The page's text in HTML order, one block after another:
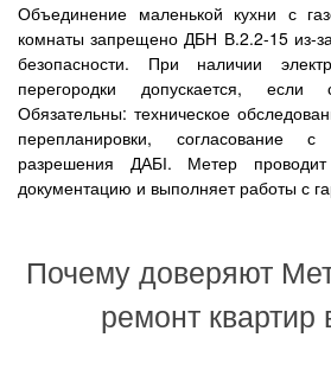
Объединение маленькой кухни с
комнаты запрещено ДБН В.2.2-15 из-
безопасности. При наличии
перегородки допускается,
Обязательны: техническое
перепланировки,
разрешения ДАБІ. Метер проводит
документацию и выполняет работы с
Почему доверяют
ремонт квартир